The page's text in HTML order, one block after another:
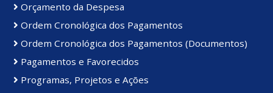
Orçamento da Despesa
Ordem Cronológica dos Pagamentos
Ordem Cronológica dos Pagamentos (Documentos)
Pagamentos e Favorecidos
Programas, Projetos e Ações